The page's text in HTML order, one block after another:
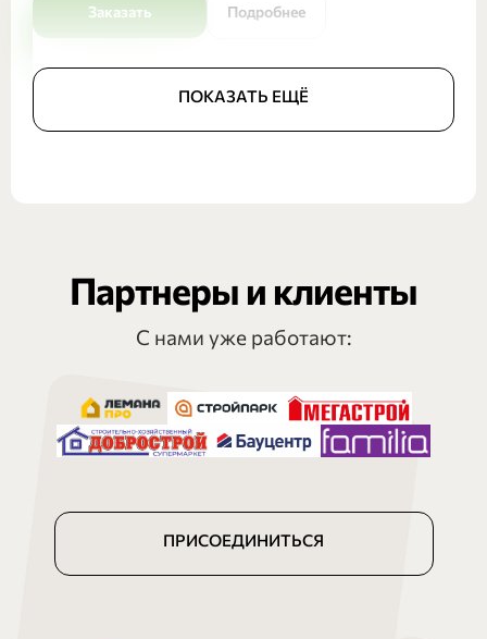
Заказать Подробнее
ПОКАЗАТЬ ЕЩЁ
Партнеры и клиенты
С нами уже работают:
ПРИСОЕДИНИТЬСЯ